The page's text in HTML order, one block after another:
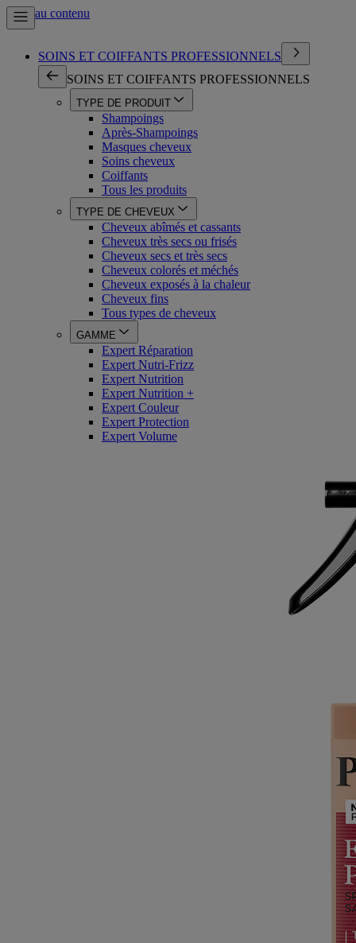
Aller au contenu
SOINS ET COIFFANTS PROFESSIONNELS
SOINS ET COIFFANTS PROFESSIONNELS
TYPE DE PRODUIT
Shampoings
Après-Shampoings
Masques cheveux
Soins cheveux
Coiffants
Tous les produits
TYPE DE CHEVEUX
Cheveux abîmés et cassants
Cheveux très secs ou frisés
Cheveux secs et très secs
Cheveux colorés et méchés
Cheveux exposés à la chaleur
Cheveux fins
Tous types de cheveux
GAMME
Expert Réparation
Expert Nutri-Frizz
Expert Nutrition
Expert Nutrition +
Expert Couleur
Expert Protection
Expert Volume